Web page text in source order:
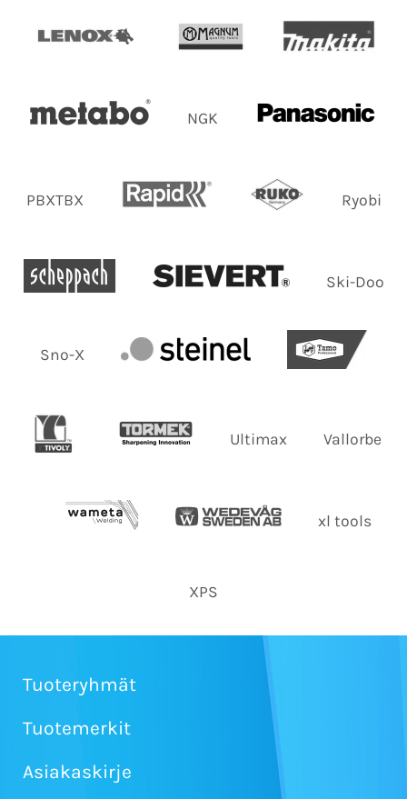
NGK
PBXTBX Ryobi
Ski-Doo
Sno-X
Ultimax Vallorbe
xl tools
XPS
Tuoteryhmät
Tuotemerkit
Asiakaskirje